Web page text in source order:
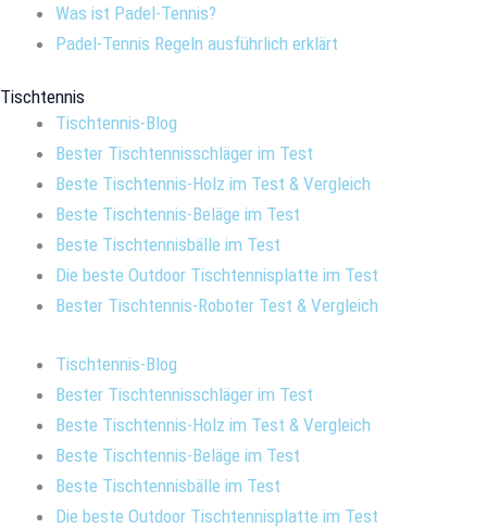
Was ist Padel-Tennis?
Padel-Tennis Regeln ausführlich erklärt
Tischtennis
Tischtennis-Blog
Bester Tischtennisschläger im Test
Beste Tischtennis-Holz im Test & Vergleich
Beste Tischtennis-Beläge im Test
Beste Tischtennisbälle im Test
Die beste Outdoor Tischtennisplatte im Test
Bester Tischtennis-Roboter Test & Vergleich
Tischtennis-Blog
Bester Tischtennisschläger im Test
Beste Tischtennis-Holz im Test & Vergleich
Beste Tischtennis-Beläge im Test
Beste Tischtennisbälle im Test
Die beste Outdoor Tischtennisplatte im Test